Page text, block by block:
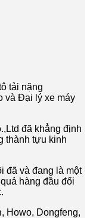
tải nặng
và Đại lý xe máy
đã khẳng định
thành tựu kinh
đã và đang là một
hàng đầu đối
Howo, Dongfeng,